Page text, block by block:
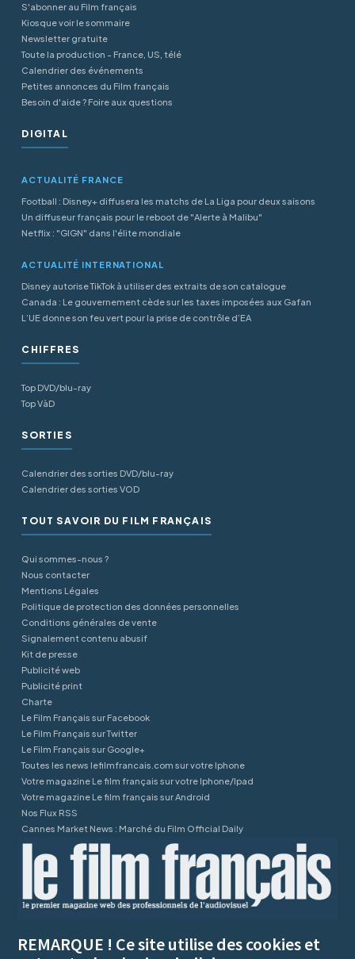
S'abonner au Film français
Kiosque voir le sommaire
Newsletter gratuite
Toute la production - France, US, télé
Calendrier des événements
Petites annonces du Film français
Besoin d'aide ? Foire aux questions
DIGITAL
ACTUALITÉ FRANCE
Football : Disney+ diffusera les matchs de La Liga pour deux saisons
Un diffuseur français pour le reboot de "Alerte à Malibu"
Netflix : "GIGN" dans l'élite mondiale
ACTUALITÉ INTERNATIONAL
Disney autorise TikTok à utiliser des extraits de son catalogue
Canada : Le gouvernement cède sur les taxes imposées aux Gafan
L’UE donne son feu vert pour la prise de contrôle d’EA
CHIFFRES
Top DVD/blu-ray
Top VàD
SORTIES
Calendrier des sorties DVD/blu-ray
Calendrier des sorties VOD
TOUT SAVOIR DU FILM FRANÇAIS
Qui sommes-nous ?
Nous contacter
Mentions Légales
Politique de protection des données personnelles
Conditions générales de vente
Signalement contenu abusif
Kit de presse
Publicité web
Publicité print
Charte
Le Film Français sur Facebook
Le Film Français sur Twitter
Le Film Français sur Google+
Toutes les news lefilmfrancais.com sur votre Iphone
Votre magazine Le film français sur votre Iphone/Ipad
Votre magazine Le film français sur Android
Nos Flux RSS
Cannes Market News : Marché du Film Official Daily
REMARQUE ! Ce site utilise des cookies et